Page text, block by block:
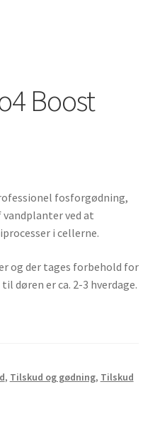
Boost
fosforgødning,
ved at
i cellerne.
og der tages forbehold for
døren er ca. 2-3 hverdage.
, Tilskud og gødning, Tilskud